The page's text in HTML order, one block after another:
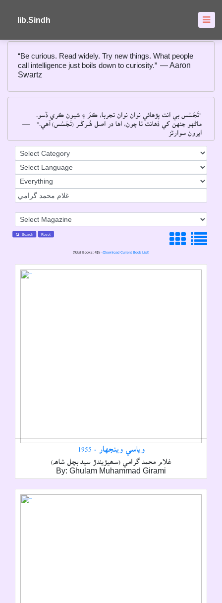
lib.Sindh
“Be curious. Read widely. Try new things. What people
call intelligence just boils down to curiosity.” ― Aaron
Swartz
"تَجَسُس بي انت پڙهائي نوان نوان تجربا، ڪمَ ۽ شيون ڪري ڏسو۔
ماڻهو جنهن کي ذهانت ٿا چون، اها در اصل هُــرکُــر (تَجَسُس) آهي۔"
ايرون سوارٽز
Search Reset
(Total Books: 43) - (Download Current Book List)
وياسي وينجهار - 1955
غلام محمد گرامي (سھيڙيندڙ سيد بچل شاھہ)
By: Ghulam Muhammad Girami